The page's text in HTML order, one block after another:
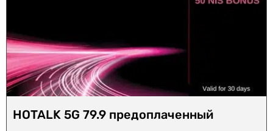
HOTALK 5G 79.9 предоплаченный